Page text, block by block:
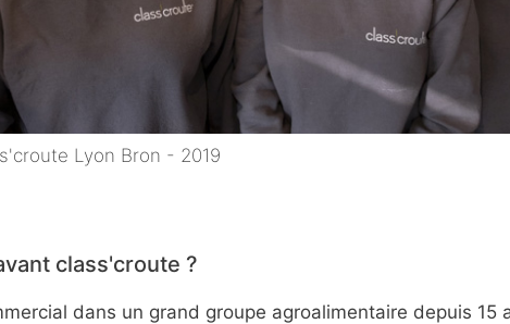
Lyon Bron - 2019
class'croute ?
dans un grand groupe agroalimentaire depuis 15